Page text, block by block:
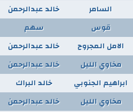
السامر خالد عبدالرحمن
قوس سهم
الامل المجروح خالد عبدالرحمن
مخاوي الليل خالد عبدالرحمن
ابراهيم الجنوبي خالد البراك
مخاوي الليل خالد عبدالرحمن